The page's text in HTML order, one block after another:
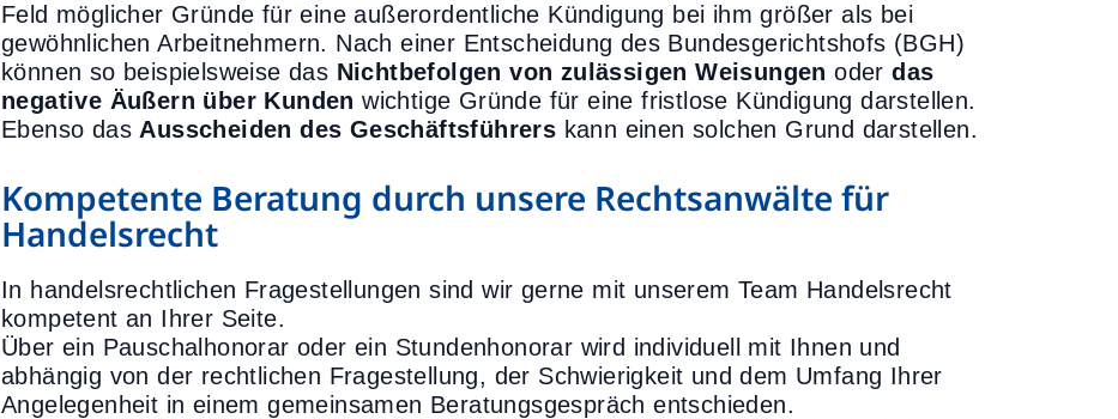
Feld möglicher Gründe für eine außerordentliche Kündigung bei ihm größer als bei
gewöhnlichen Arbeitnehmern. Nach einer Entscheidung des Bundesgerichtshofs (BGH)
können so beispielsweise das Nichtbefolgen von zulässigen Weisungen oderdas
negative Äußern über Kunden wichtige Gründe für eine fristlose Kündigung darstellen.
Ebenso das Ausscheiden des Geschäftsführers kann einen solchen Grund darstellen.
Kompetente Beratung durch unsere Rechtsanwälte für
Handelsrecht
In handelsrechtlichen Fragestellungen sind wir gerne mit unserem Team Handelsrecht
kompetent an Ihrer Seite.
Über ein Pauschalhonorar oder ein Stundenhonorar wird individuell mit Ihnen und
abhängig von der rechtlichen Fragestellung, der Schwierigkeit und dem Umfang Ihrer
Angelegenheit in einem gemeinsamen Beratungsgespräch entschieden.